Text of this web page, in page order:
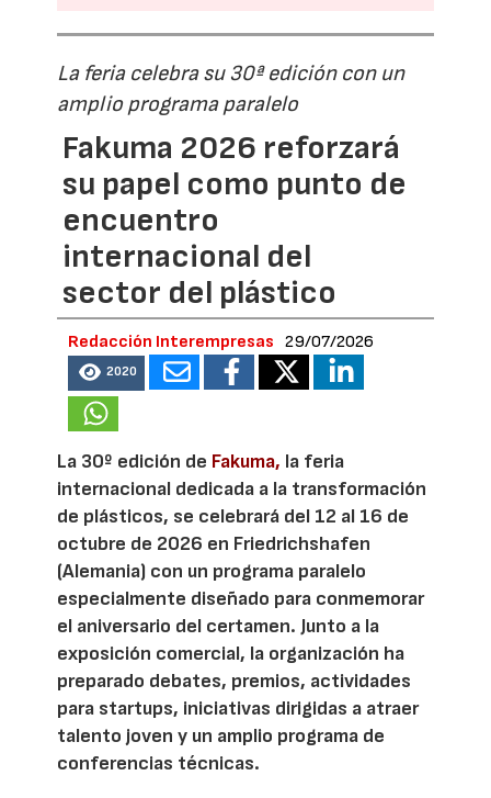
La feria celebra su 30ª edición con un
amplio programa paralelo
Fakuma 2026 reforzará
su papel como punto de
encuentro
internacional del
sector del plástico
Redacción Interempresas 29/07/2026
2020
La 30º edición de Fakuma, la feria
internacional dedicada a la transformación
de plásticos, se celebrará del 12 al 16 de
octubre de 2026 en Friedrichshafen
(Alemania) con un programa paralelo
especialmente diseñado para conmemorar
el aniversario del certamen. Junto a la
exposición comercial, la organización ha
preparado debates, premios, actividades
para startups, iniciativas dirigidas a atraer
talento joven y un amplio programa de
conferencias técnicas.